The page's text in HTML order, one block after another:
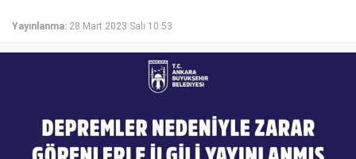
Yayınlanma: 28 Mart 2023 Salı 10:53